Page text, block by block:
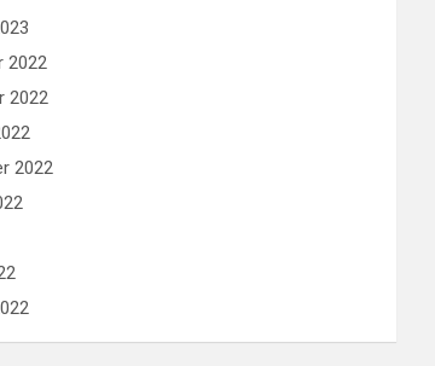
2022
2022
2022